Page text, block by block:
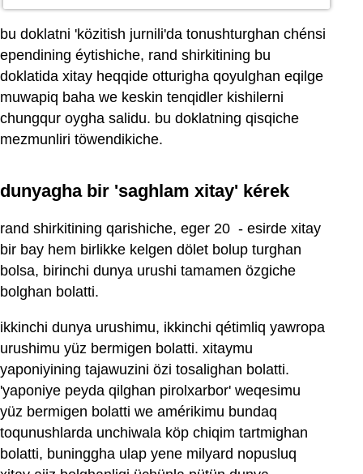
bu doklatni 'közitish jurnili'da tonushturghan chénsi
ependining éytishiche, rand shirkitining bu
doklatida xitay heqqide otturigha qoyulghan eqilge
muwapiq baha we keskin tenqidler kishilerni
chungqur oygha salidu. bu doklatning qisqiche
mezmunliri töwendikiche.
dunyagha bir 'saghlam xitay' kérek
rand shirkitining qarishiche, eger 20 ‏ - esirde xitay
bir bay hem birlikke kelgen dölet bolup turghan
bolsa, birinchi dunya urushi tamamen özgiche
bolghan bolatti.
ikkinchi dunya urushimu, ikkinchi qétimliq yawropa
urushimu yüz bermigen bolatti. xitaymu
yaponiyining tajawuzini özi tosalighan bolatti.
'yaponiye peyda qilghan pirolxarbor' weqesimu
yüz bermigen bolatti we amérikimu bundaq
toqunushlarda unchiwala köp chiqim tartmighan
bolatti, buninggha ulap yene milyard nopusluq